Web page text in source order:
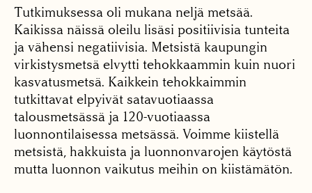
Tutkimuksessa oli mukana neljä metsää.
Kaikissa näissä oleilu lisäsi positiivisia tunteita
ja vähensi negatiivisia. Metsistä kaupungin
virkistysmetsä elvytti tehokkaammin kuin nuori
kasvatusmetsä. Kaikkein tehokkaimmin
tutkittavat elpyivät satavuotiaassa
talousmetsässä ja 120-vuotiaassa
luonnontilaisessa metsässä. Voimme kiistellä
metsistä, hakkuista ja luonnonvarojen käytöstä
mutta luonnon vaikutus meihin on kiistämätön.